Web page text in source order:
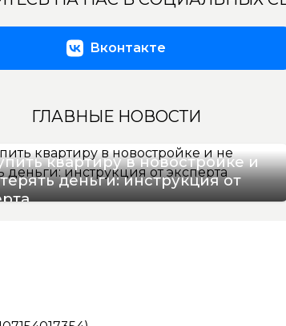
Вконтакте
ГЛАВНЫЕ НОВОСТИ
квартиру в новостройке и
деньги: инструкция от